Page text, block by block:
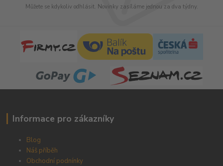
Můžete se kdykoliv odhlásit. Novinky zasíláme jednou za dva týdny.
Informace pro zákazníky
Blog
Náš příběh
Obchodní podnínky